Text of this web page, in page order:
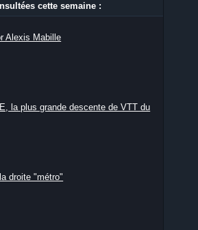
cette semaine :
Alexis Mabille
la plus grande descente de VTT du
droite "métro"